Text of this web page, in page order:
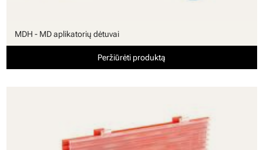
MDH - MD aplikatorių dėtuvai
Peržiūrėti produktą